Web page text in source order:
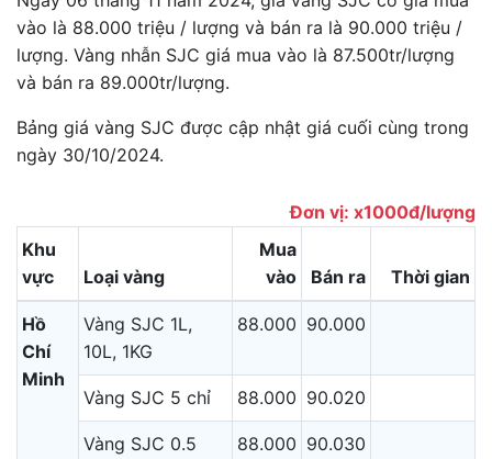
vào là 88.000 triệu / lượng và bán ra là 90.000 triệu /
lượng. Vàng nhẫn SJC giá mua vào là 87.500tr/lượng
và bán ra 89.000tr/lượng.
Bảng giá vàng SJC được cập nhật giá cuối cùng trong
ngày 30/10/2024.
Đơn vị: x1000đ/lượng
Khu
vực
Loại vàng
Mua
vào
Bán ra Thời gian
Hồ
Chí
Minh
Vàng SJC 1L,
10L, 1KG
88.000 90.000
Vàng SJC 5 chỉ 88.000 90.020
Vàng SJC 0.5
88.000 90.030